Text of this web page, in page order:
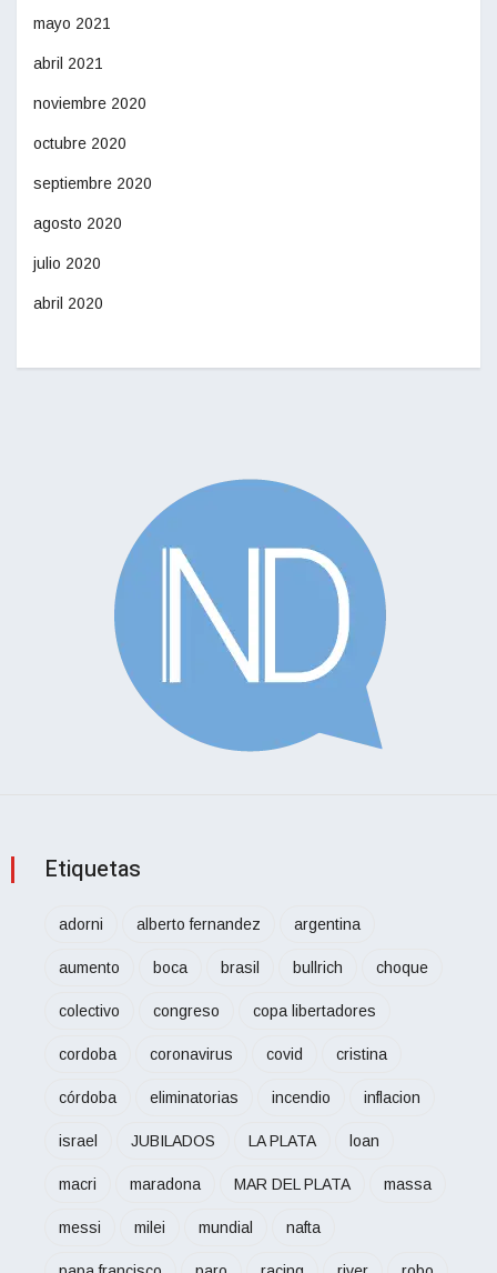
mayo 2021
abril 2021
noviembre 2020
octubre 2020
septiembre 2020
agosto 2020
julio 2020
abril 2020
Etiquetas
adorni alberto fernandez argentina
aumento boca brasil bullrich choque
colectivo congreso copa libertadores
cordoba coronavirus covid cristina
córdoba eliminatorias incendio inflacion
israel JUBILADOS LA PLATA loan
macri maradona MAR DEL PLATA massa
messi milei mundial nafta